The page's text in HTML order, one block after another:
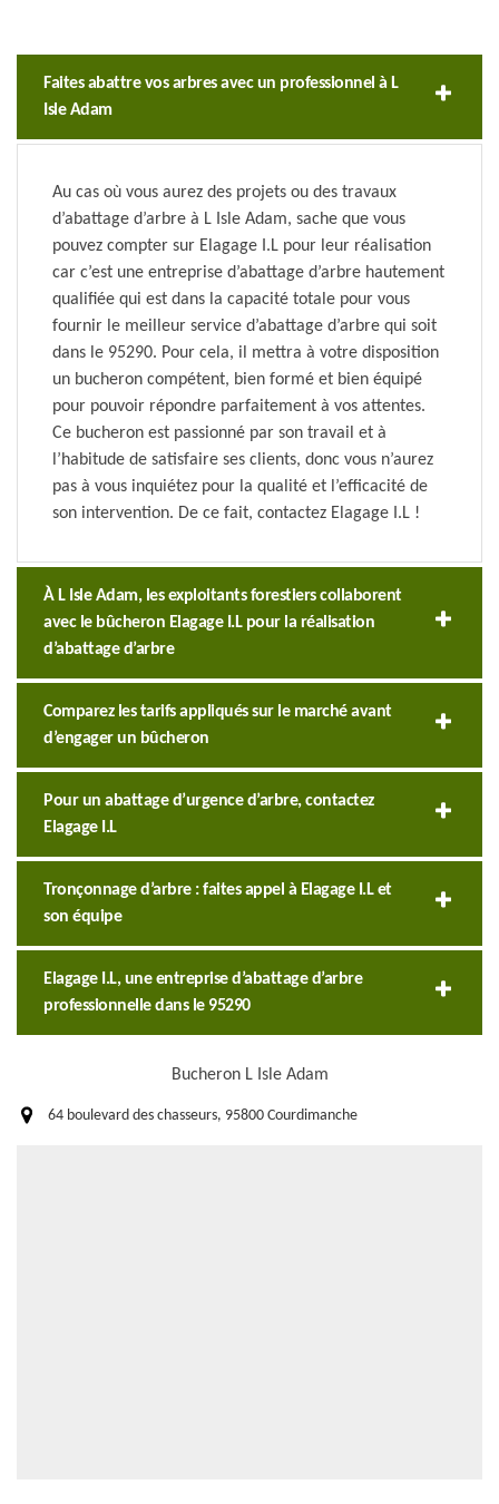
Faites abattre vos arbres avec un professionnel à L
Isle Adam
Au cas où vous aurez des projets ou des travaux
d’abattage d’arbre à L Isle Adam, sache que vous
pouvez compter sur Elagage I.L pour leur réalisation
car c’est une entreprise d’abattage d’arbre hautement
qualifiée qui est dans la capacité totale pour vous
fournir le meilleur service d’abattage d’arbre qui soit
dans le 95290. Pour cela, il mettra à votre disposition
un bucheron compétent, bien formé et bien équipé
pour pouvoir répondre parfaitement à vos attentes.
Ce bucheron est passionné par son travail et à
l’habitude de satisfaire ses clients, donc vous n’aurez
pas à vous inquiétez pour la qualité et l’efficacité de
son intervention. De ce fait, contactez Elagage I.L !
À L Isle Adam, les exploitants forestiers collaborent
avec le bûcheron Elagage I.L pour la réalisation
d’abattage d’arbre
Comparez les tarifs appliqués sur le marché avant
d’engager un bûcheron
Pour un abattage d’urgence d’arbre, contactez
Elagage I.L
Tronçonnage d’arbre : faites appel à Elagage I.L et
son équipe
Elagage I.L, une entreprise d’abattage d’arbre
professionnelle dans le 95290
Bucheron L Isle Adam
64 boulevard des chasseurs, 95800 Courdimanche